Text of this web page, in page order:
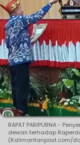
RAPAT PARIPURNA -
dewan terhadap
(Kalimantanpost.com/